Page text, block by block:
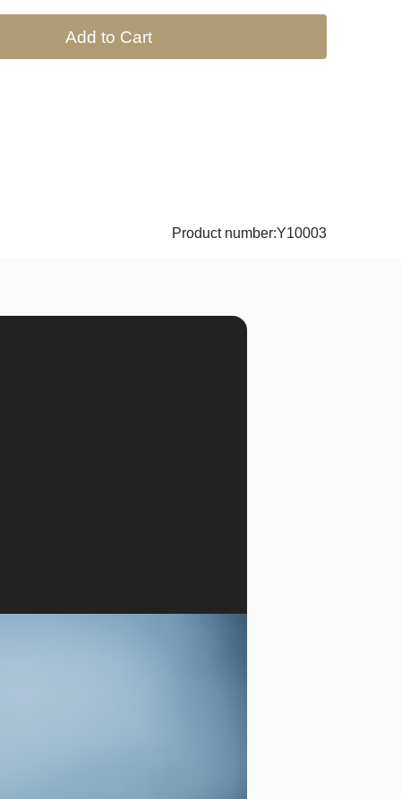
Add to Cart
Product number:Y10003